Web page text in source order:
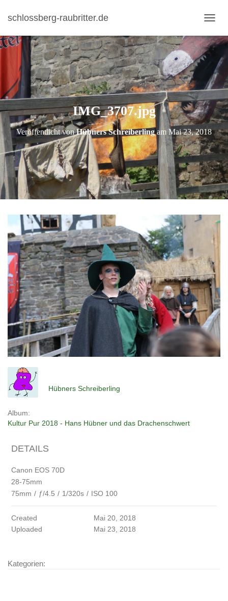
schlossberg-raubritter.de
A
V
A
T
O
N
U
S
C
H
A
L
T
IMG_3707.jpg
Veröffentlicht vonHübners Schreiberlingam Mai 23, 2018
Hübners Schreiberling
Album:
Kultur Pur 2018 - Hans Hübner und das Drachenschwert
DETAILS
Canon EOS 70D
28-75mm
75mm / ƒ/4.5 / 1/320s / ISO 100
Created
Mai 20, 2018
Uploaded
Mai 23, 2018
Kategorien: